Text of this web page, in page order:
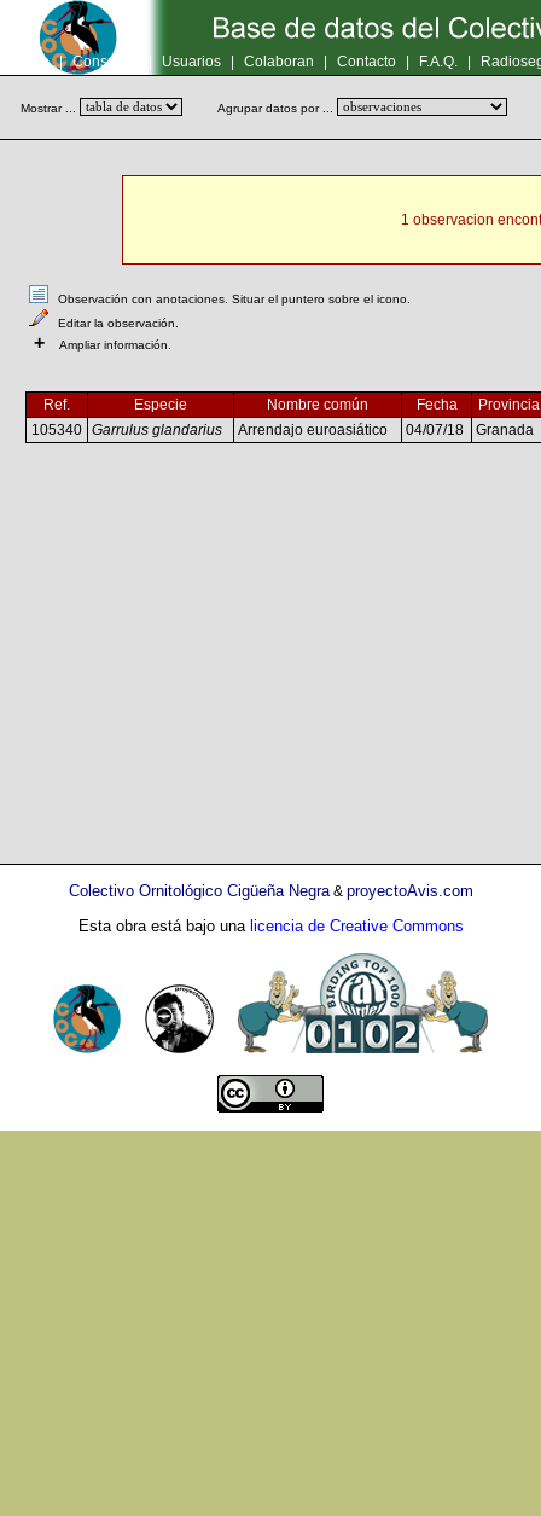
Inicio | Consultas Usuarios Colaboran Contacto F.A.Q.
Mostrar ... Agrupar datos por ...
1 observacion
Observación con anotaciones. Situar el puntero sobre el icono.
Editar la observación.
+ Ampliar información.
Ref. Especie Nombre común Fecha
Provincia
105340 Garrulus glandarius Arrendajo euroasiático 04/07/18 Granada
Colectivo Ornitológico Cigüeña Negra& proyectoAvis.com
Esta obra está bajo una licencia de Creative Commons